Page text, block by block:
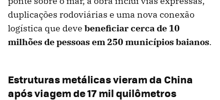
duplicações rodoviárias e uma nova conexão
logística que deve beneficiar cerca de 10
milhões de pessoas em 250 municípios baianos.
Estruturas metálicas vieram da China
após viagem de 17 mil quilômetros